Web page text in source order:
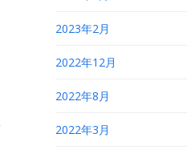
2023年2月
2022年12月
2022年8月
2022年3月